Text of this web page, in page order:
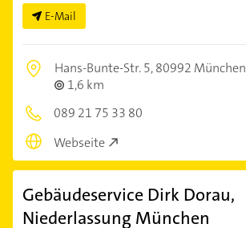
E-Mail
Hans-Bunte-Str. 5,80992 München
1,6 km
089 21 75 33 80
Webseite
Gebäudeservice Dirk Dorau,
Niederlassung München